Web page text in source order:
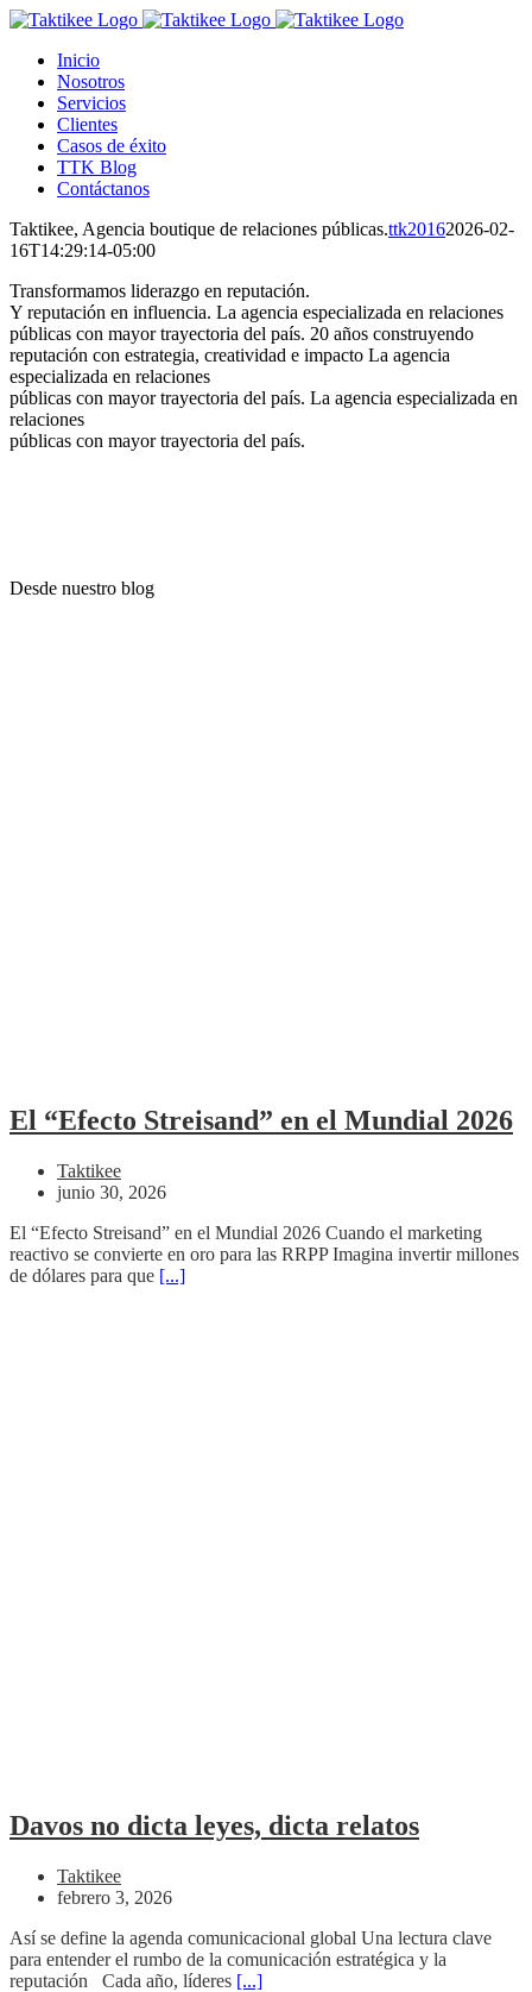
Saltar
contenido
Inicio
Nosotros
Servicios
Clientes
Casos de éxito
TTK Blog
Contáctanos
Taktikee, Agencia boutique de relaciones públicas.ttk20162026-02-
16T14:29:14-05:00
Transformamos liderazgo en reputación.
Y reputación en influencia. La agencia especializada en relaciones
públicas con mayor trayectoria del país. 20 años construyendo
reputación con estrategia, creatividad e impacto La agencia
especializada en relaciones
públicas con mayor trayectoria del país. La agencia especializada en
relaciones
públicas con mayor trayectoria del país.
Desde nuestro blog
El “Efecto Streisand” en el Mundial 2026
Taktikee
junio 30, 2026
El “Efecto Streisand” en el Mundial 2026 Cuando el marketing
reactivo se convierte en oro para las RRPP Imagina invertir millones
de dólares para que [...]
Davos no dicta leyes, dicta relatos
Taktikee
febrero 3, 2026
Así se define la agenda comunicacional global Una lectura clave
para entender el rumbo de la comunicación estratégica y la
reputación Cada año, líderes [...]